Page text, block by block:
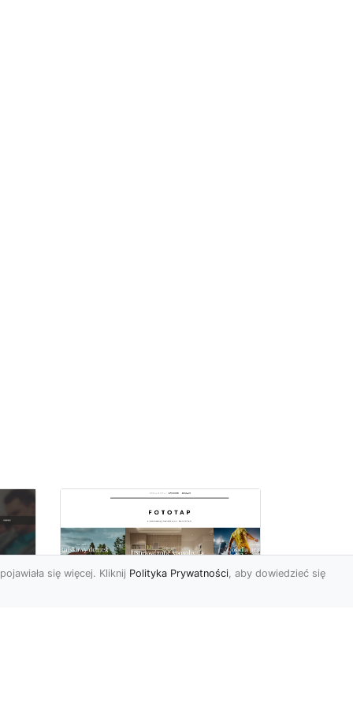
się więcej. Kliknij Polityka Prywatności, aby dowiedzieć się